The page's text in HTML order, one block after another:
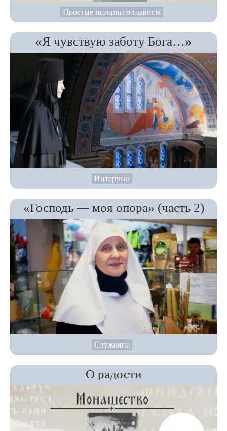
Простые истории о главном
«Я чувствую заботу Бога…»
Интервью
«Господь — моя опора» (часть 2)
Служение
О радости